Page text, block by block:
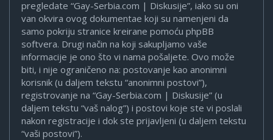
pregledate “Gay-Serbia.com | Diskusije”, iako su oni
van okvira ovog dokumentae koji su namenjeni da
samo pokriju stranice kreirane pomoću phpBB
softvera. Drugi način na koji sakupljamo vaše
informacije je ono što vi nama pošaljete. Ovo može
biti, i nije ograničeno na: postovanje kao anonimni
korisnik (u daljem tekstu “anonimni postovi”),
registrovanje na “Gay-Serbia.com | Diskusije” (u
daljem tekstu “vaš nalog”) i postovi koje ste vi poslali
nakon registracije i dok ste prijavljeni (u daljem tekstu
“vaši postovi”).